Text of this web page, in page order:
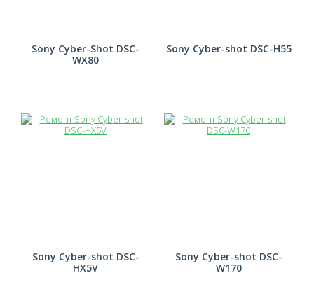
Sony Cyber-Shot DSC-
WX80
Sony Cyber-shot DSC-H55
Sony Cyber-shot DSC-
HX5V
Sony Cyber-shot DSC-
W170